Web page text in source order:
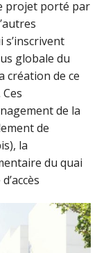
projet porté par
globale du
création de ce
de la
de
la
du quai